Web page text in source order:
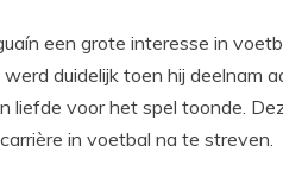
een grote interesse in
duidelijk toen hij deelnam
liefde voor het spel toonde.
in voetbal na te streven.